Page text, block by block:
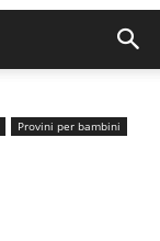
Provini per bambini